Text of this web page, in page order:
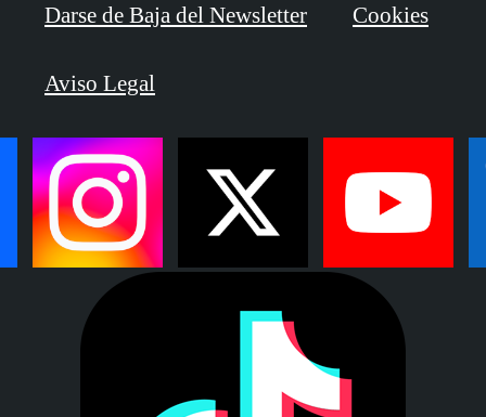
Darse de Baja del Newsletter Cookies
Aviso Legal